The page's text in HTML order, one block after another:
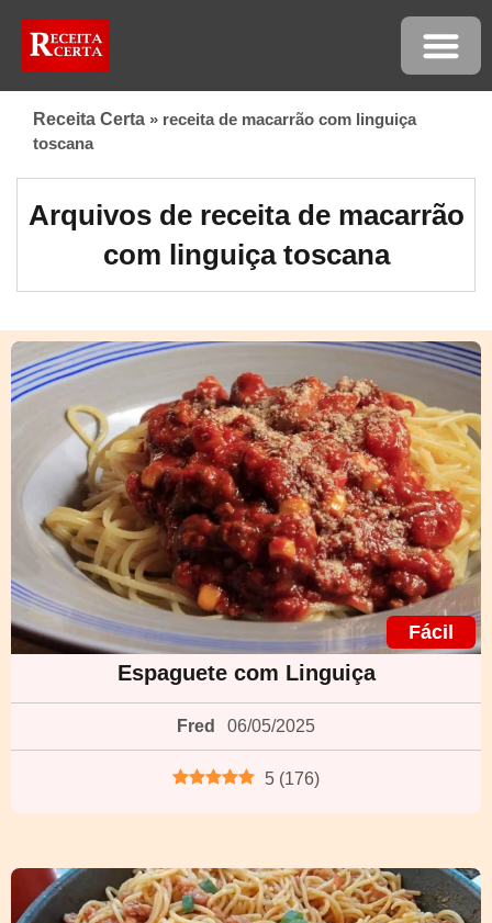
Receita Certa » receita de macarrão com linguiça
toscana
Arquivos de receita de macarrão
com linguiça toscana
Fácil
Espaguete com Linguiça
Fred 06/05/2025
5 (176)